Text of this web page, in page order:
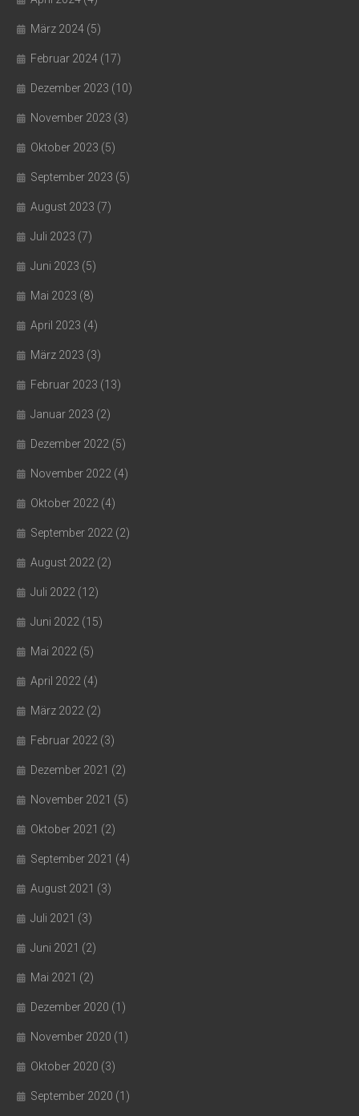
März 2024 (5)
Februar 2024 (17)
Dezember 2023 (10)
November 2023 (3)
Oktober 2023 (5)
September 2023 (5)
August 2023 (7)
Juli 2023 (7)
Juni 2023 (5)
Mai 2023 (8)
April 2023 (4)
März 2023 (3)
Februar 2023 (13)
Januar 2023 (2)
Dezember 2022 (5)
November 2022 (4)
Oktober 2022 (4)
September 2022 (2)
August 2022 (2)
Juli 2022 (12)
Juni 2022 (15)
Mai 2022 (5)
April 2022 (4)
März 2022 (2)
Februar 2022 (3)
Dezember 2021 (2)
November 2021 (5)
Oktober 2021 (2)
September 2021 (4)
August 2021 (3)
Juli 2021 (3)
Juni 2021 (2)
Mai 2021 (2)
Dezember 2020 (1)
November 2020 (1)
Oktober 2020 (3)
September 2020 (1)